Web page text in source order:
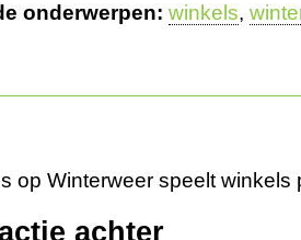
onderwerpen: winkels,
op Winterweer speelt winkels
achter